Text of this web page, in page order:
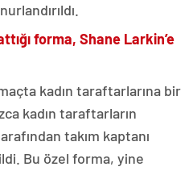
forma, Shane Larkin’e
kadın taraftarlarına bir
kadın taraftarların
takım kaptanı
Bu özel forma, yine